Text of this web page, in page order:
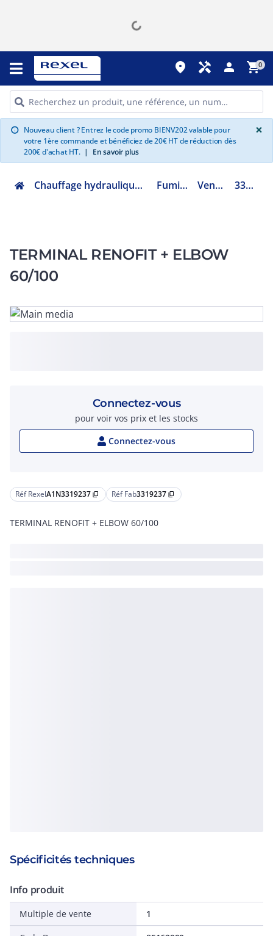
place handyman person shopping_cart0
info Nouveau client ? Entrez le code promo BIENV202 valable pour
votre 1ère commande et bénéficiez de 20€ HT de réduction dès
200€ d'achat HT. | En savoir plus
×
Chauffage hydraulique et plomberie Fumisterie Ventouse 3319237
TERMINAL RENOFIT + ELBOW
60/100
Réf RexelA1N3319237 content_copy Réf Fab3319237 content_copy
TERMINAL RENOFIT + ELBOW 60/100
Connectez-vous
pour voir vos prix et les stocks
Connectez-vous
Spécificités techniques
Info produit
Multiple de vente 1